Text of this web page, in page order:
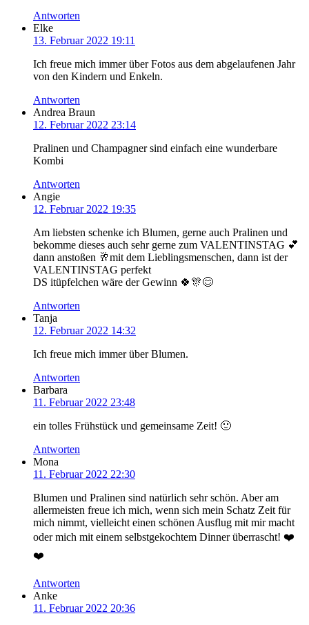
Antworten
Elke
13. Februar 2022 19:11
Ich freue mich immer über Fotos aus dem abgelaufenen Jahr
von den Kindern und Enkeln.
Antworten
Andrea Braun
12. Februar 2022 23:14
Pralinen und Champagner sind einfach eine wunderbare
Kombi
Antworten
Angie
12. Februar 2022 19:35
Am liebsten schenke ich Blumen, gerne auch Pralinen und
bekomme dieses auch sehr gerne zum VALENTINSTAG 💕
dann anstoßen 🥂mit dem Lieblingsmenschen, dann ist der
VALENTINSTAG perfekt
DS itüpfelchen wäre der Gewinn 🍀🎊😊
Antworten
Tanja
12. Februar 2022 14:32
Ich freue mich immer über Blumen.
Antworten
Barbara
11. Februar 2022 23:48
ein tolles Frühstück und gemeinsame Zeit! 🙂
Antworten
Mona
11. Februar 2022 22:30
Blumen und Pralinen sind natürlich sehr schön. Aber am
allermeisten freue ich mich, wenn sich mein Schatz Zeit für
mich nimmt, vielleicht einen schönen Ausflug mit mir macht
oder mich mit einem selbstgekochtem Dinner überrascht! ❤️
❤️
Antworten
Anke
11. Februar 2022 20:36